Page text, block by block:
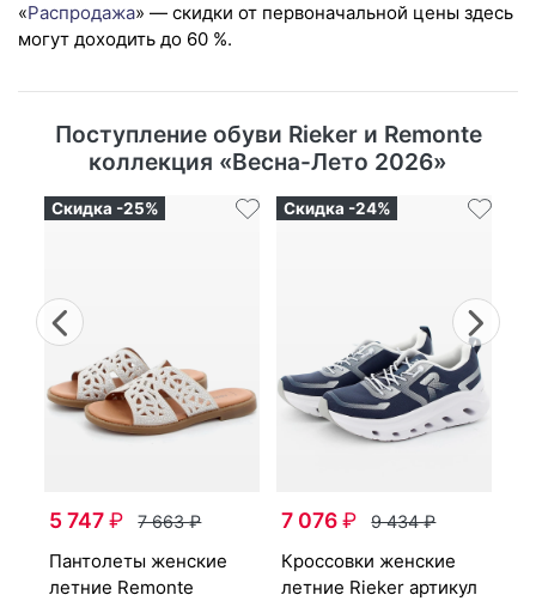
«Распродажа» — скидки от первоначальной цены здесь
могут доходить до 60 %.
Поступление обуви Rieker и Remonte
коллекция «Весна-Лето 2026»
Previous
Скидка -25%
5 747₽ 7 663₽
пан­то­леты женс­кие
лет­ние Re­mon­te
Скидка -24%
7 076₽ 9 434₽
крос­совки женс­кие
лет­ние Ri­eker артикул